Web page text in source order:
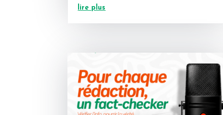
lire plus